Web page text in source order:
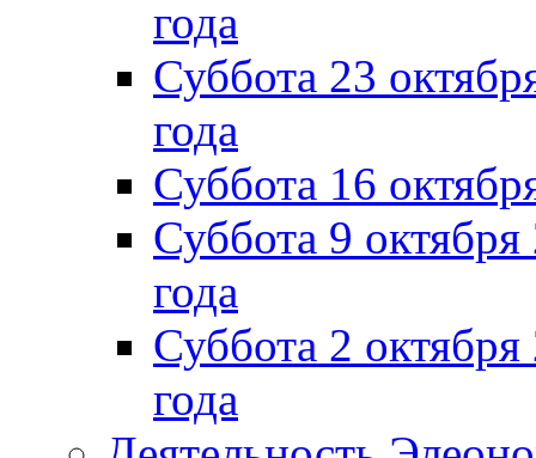
года
Суббота 23
года
Суббота 16
Суббота 9
года
Суббота 2
года